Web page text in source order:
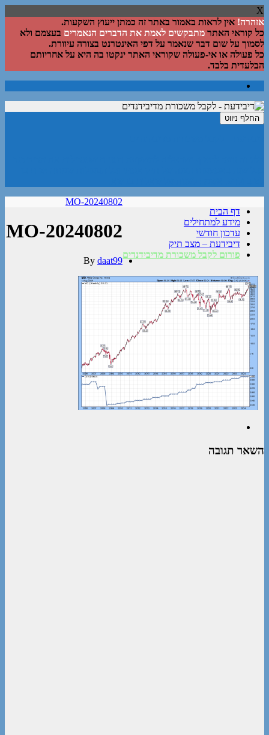
X
אזהרה! אין לראות באמור באתר זה כמתן ייעוץ השקעות.
כל קוראי האתר מתבקשים לאמת את הדברים הנאמרים בעצמם ולא
לסמוך על שום דבר שנאמר על דפי האינטרנט בצורה עיוורת.
כל פעולה או אי-פעולה שקוראי האתר ינקטו בה היא על אחריותם
הבלעדית בלבד.
החלף ניווט
דף הבית
מידע למתחילים
עדכון חודשי
דיבידעת – מצב תיק
פורום לקבל משכורת מדיבידנדים
MO-20240802
MO-20240802
By daat99
השאר תגובה